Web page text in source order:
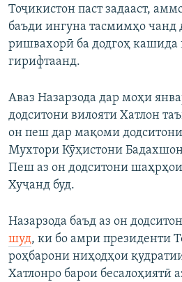
Тоҷикистон паст задааст,
баъди ингуна тасмимҳо чанд
ришвахорӣ ба додгоҳ кашида
гирифтаанд.
Аваз Назарзода дар моҳи
додситони вилояти Хатлон
он пеш дар мақоми
Мухтори Кӯҳистони Бадахшон
Пеш аз он додситони
Хуҷанд буд.
Назарзода баъд аз он
шуд, ки ​бо амри президенти
роҳбарони ниҳодҳои
Хатлонро барои бесалоҳиятӣ